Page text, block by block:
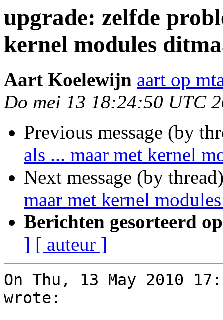
upgrade: zelfde
kernel modules
Aart Koelewijn aart op
Do mei 13 18:24:50 UTC
Previous message (by
als ... maar met kernel
Next message (by
maar met kernel
Berichten gesorteerd
] [ auteur ]
On Thu, 13 May 2010
wrote: